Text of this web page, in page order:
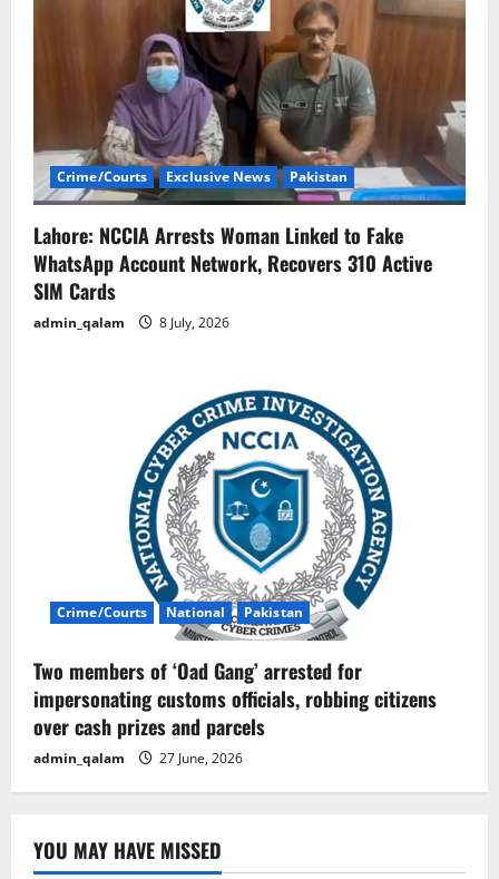
Crime/Courts Exclusive News Pakistan
Lahore: NCCIA Arrests Woman Linked to Fake
WhatsApp Account Network, Recovers 310 Active
SIM Cards
admin_qalam 8 July, 2026
Crime/Courts National Pakistan
Two members of ‘Oad Gang’ arrested for
impersonating customs officials, robbing citizens
over cash prizes and parcels
admin_qalam 27 June, 2026
YOU MAY HAVE MISSED